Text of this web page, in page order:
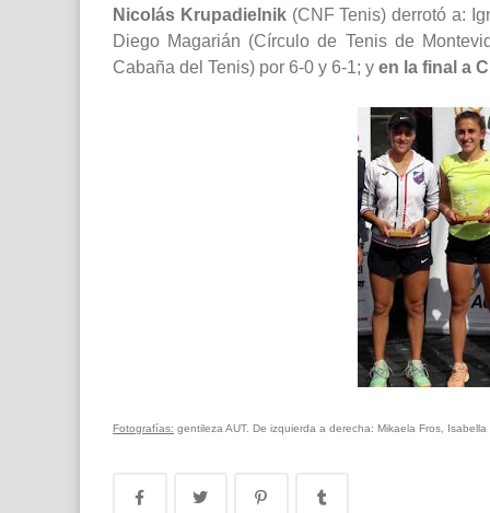
Nicolás Krupadielnik(CNF Tenis) derrotó a:
Diego Magarián (Círculo de Tenis de
Cabaña del Tenis) por 6-0 y 6-1; y en la final a
Fotografías: gentileza AUT. De izquierda a derecha: Mikaela Fros,